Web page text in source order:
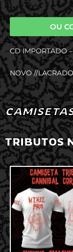
OU
CD IMPORTADO
NOVO //LACRADO
TRIBUTOS